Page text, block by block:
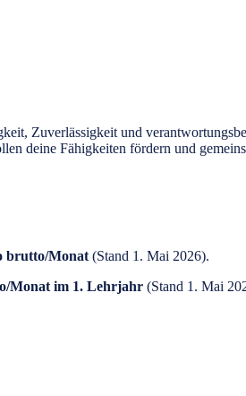
Zuverlässigkeit und
deine Fähigkeiten fördern und
brutto/Monat(Stand 1. Mai 2026).
Monat im 1. Lehrjahr(Stand 1. Mai